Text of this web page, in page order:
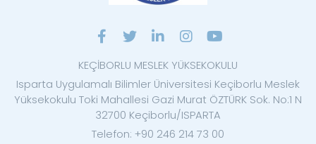
KEÇİBORLU MESLEK YÜKSEKOKULU
Isparta Uygulamalı Bilimler Üniversitesi Keçiborlu Meslek
Yüksekokulu Toki Mahallesi Gazi Murat ÖZTÜRK Sok. No:1 N
32700 Keçiborlu/ISPARTA
Telefon: +90 246 214 73 00